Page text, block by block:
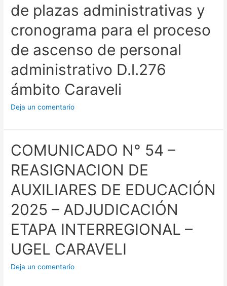
de plazas administrativas y
cronograma para el proceso
de ascenso de personal
administrativo D.l.276
ámbito Caraveli
Deja un comentario
COMUNICADO N° 54 –
REASIGNACION DE
AUXILIARES DE EDUCACIÓN
2025 – ADJUDICACIÓN
ETAPA INTERREGIONAL –
UGEL CARAVELI
Deja un comentario